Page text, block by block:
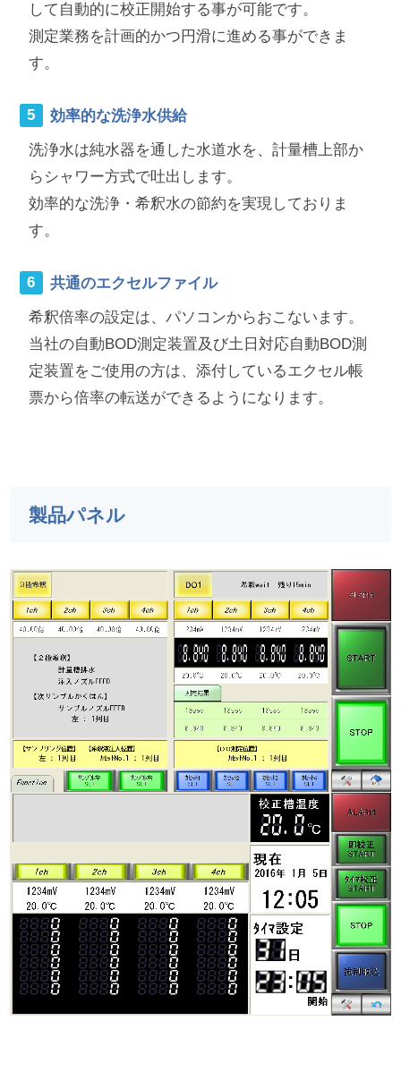
して自動的に校正開始する事が可能です。
測定業務を計画的かつ円滑に進める事ができま
す。
効率的な洗浄水供給
洗浄水は純水器を通した水道水を、計量槽上部か
らシャワー方式で吐出します。
効率的な洗浄・希釈水の節約を実現しておりま
す。
共通のエクセルファイル
希釈倍率の設定は、パソコンからおこないます。
当社の自動BOD測定装置及び土日対応自動BOD測
定装置をご使用の方は、添付しているエクセル帳
票から倍率の転送ができるようになります。
製品パネル